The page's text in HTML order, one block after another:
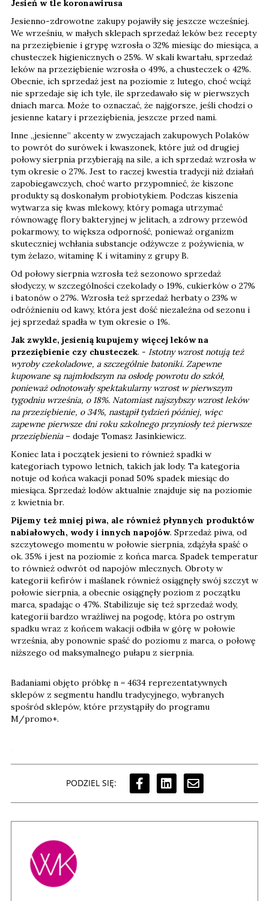
Jesień w tle koronawirusa
Jesienno-zdrowotne zakupy pojawiły się jeszcze wcześniej.
We wrześniu, w małych sklepach sprzedaż leków bez recepty
na przeziębienie i grypę wzrosła o 32% miesiąc do miesiąca, a
chusteczek higienicznych o 25%. W skali kwartału, sprzedaż
leków na przeziębienie wzrosła o 49%, a chusteczek o 42%.
Obecnie, ich sprzedaż jest na poziomie z lutego, choć wciąż
nie sprzedaje się ich tyle, ile sprzedawało się w pierwszych
dniach marca. Może to oznaczać, że najgorsze, jeśli chodzi o
jesienne katary i przeziębienia, jeszcze przed nami.
Inne „jesienne” akcenty w zwyczajach zakupowych Polaków
to powrót do surówek i kwaszonek, które już od drugiej
połowy sierpnia przybierają na sile, a ich sprzedaż wzrosła w
tym okresie o 27%. Jest to raczej kwestia tradycji niż działań
zapobiegawczych, choć warto przypomnieć, że kiszone
produkty są doskonałym probiotykiem. Podczas kiszenia
wytwarza się kwas mlekowy, który pomaga utrzymać
równowagę flory bakteryjnej w jelitach, a zdrowy przewód
pokarmowy, to większa odporność, ponieważ organizm
skuteczniej wchłania substancje odżywcze z pożywienia, w
tym żelazo, witaminę K i witaminy z grupy B.
Od połowy sierpnia wzrosła też sezonowo sprzedaż
słodyczy, w szczególności czekolady o 19%, cukierków o 27%
i batonów o 27%. Wzrosła też sprzedaż herbaty o 23% w
odróżnieniu od kawy, która jest dość niezależna od sezonu i
jej sprzedaż spadła w tym okresie o 1%.
Jak zwykle, jesienią kupujemy więcej leków na
przeziębienie czy chusteczek. - Istotny wzrost notują też
wyroby czekoladowe, a szczególnie batoniki. Zapewne
kupowane są najmłodszym na osłodę powrotu do szkół,
ponieważ odnotowały spektakularny wzrost w pierwszym
tygodniu września, o 18%. Natomiast najszybszy wzrost leków
na przeziębienie, o 34%, nastąpił tydzień później, więc
zapewne pierwsze dni roku szkolnego przyniosły też pierwsze
przeziębienia– dodaje Tomasz Jasinkiewicz.
Koniec lata i początek jesieni to również spadki w
kategoriach typowo letnich, takich jak lody. Ta kategoria
notuje od końca wakacji ponad 50% spadek miesiąc do
miesiąca. Sprzedaż lodów aktualnie znajduje się na poziomie
z kwietnia br.
Pijemy też mniej piwa, ale również płynnych produktów
nabiałowych, wody i innych napojów. Sprzedaż piwa, od
szczytowego momentu w połowie sierpnia, zdążyła spaść o
ok. 35% i jest na poziomie z końca marca. Spadek temperatur
to również odwrót od napojów mlecznych. Obroty w
kategorii kefirów i maślanek również osiągnęły swój szczyt w
połowie sierpnia, a obecnie osiągnęły poziom z początku
marca, spadając o 47%. Stabilizuje się też sprzedaż wody,
kategorii bardzo wrażliwej na pogodę, która po ostrym
spadku wraz z końcem wakacji odbiła w górę w połowie
września, aby ponownie spaść do poziomu z marca, o połowę
niższego od maksymalnego pułapu z sierpnia.
Badaniami objęto próbkę n = 4634 reprezentatywnych
sklepów z segmentu handlu tradycyjnego, wybranych
spośród sklepów, które przystąpiły do programu
M/promo+.
PODZIEL SIĘ: